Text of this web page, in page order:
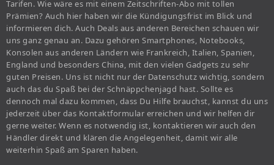
Tarifen. Wie wäre es mit einem Zeitschriften-Abo mit tollen
Prämien? Auch hier haben wir die Kündigungsfrist im Blick und
informieren dich. Auch Deals aus anderen Bereichen schauen wir
uns ganz genau an. Dazu gehören Smartphones, Notebooks,
Konsolen aus anderen Ländern wie Frankreich, Italien, Spanien,
England und besonders China, mit den vielen Gadgets zu sehr
guten Preisen. Uns ist nicht nur der Datenschutz wichtig, sondern
auch das du Spaß bei der Schnäppchenjagd hast. Sollte es
dennoch mal dazu kommen, dass Du Hilfe brauchst, kannst du uns
jederzeit über das Kontaktformular erreichen und wir helfen dir
gerne weiter. Wenn es notwendig ist, kontaktieren wir auch den
Händler direkt und klären die Angelegenheit, damit wir alle
weiterhin Spaß am Sparen haben.